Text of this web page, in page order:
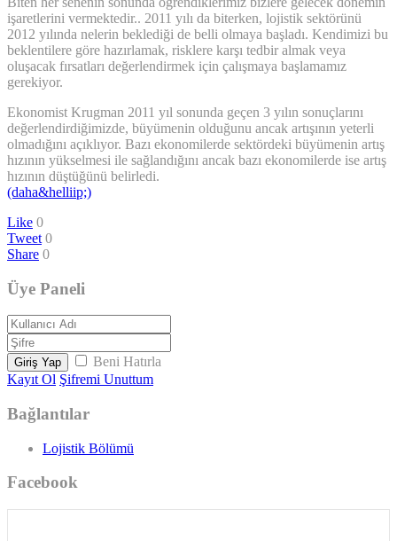
işaretlerini vermektedir.. 2011 yılı da biterken, lojistik sektörünü
2012 yılında nelerin beklediği de belli olmaya başladı. Kendimizi bu
beklentilere göre hazırlamak, risklere karşı tedbir almak veya
oluşacak fırsatları değerlendirmek için çalışmaya başlamamız
gerekiyor.
Ekonomist Krugman 2011 yıl sonunda geçen 3 yılın sonuçlarını
değerlendirdiğimizde, büyümenin olduğunu ancak artışının yeterli
olmadığını açıklıyor. Bazı ekonomilerde sektördeki büyümenin artış
hızının yükselmesi ile sağlandığını ancak bazı ekonomilerde ise artış
hızının düştüğünü belirledi.
(daha&helliip;)
Like 0
Tweet 0
Share 0
Üye Paneli
Giriş Yap
Beni Hatırla
Kayıt Ol Şifremi Unuttum
Bağlantılar
Lojistik Bölümü
Facebook